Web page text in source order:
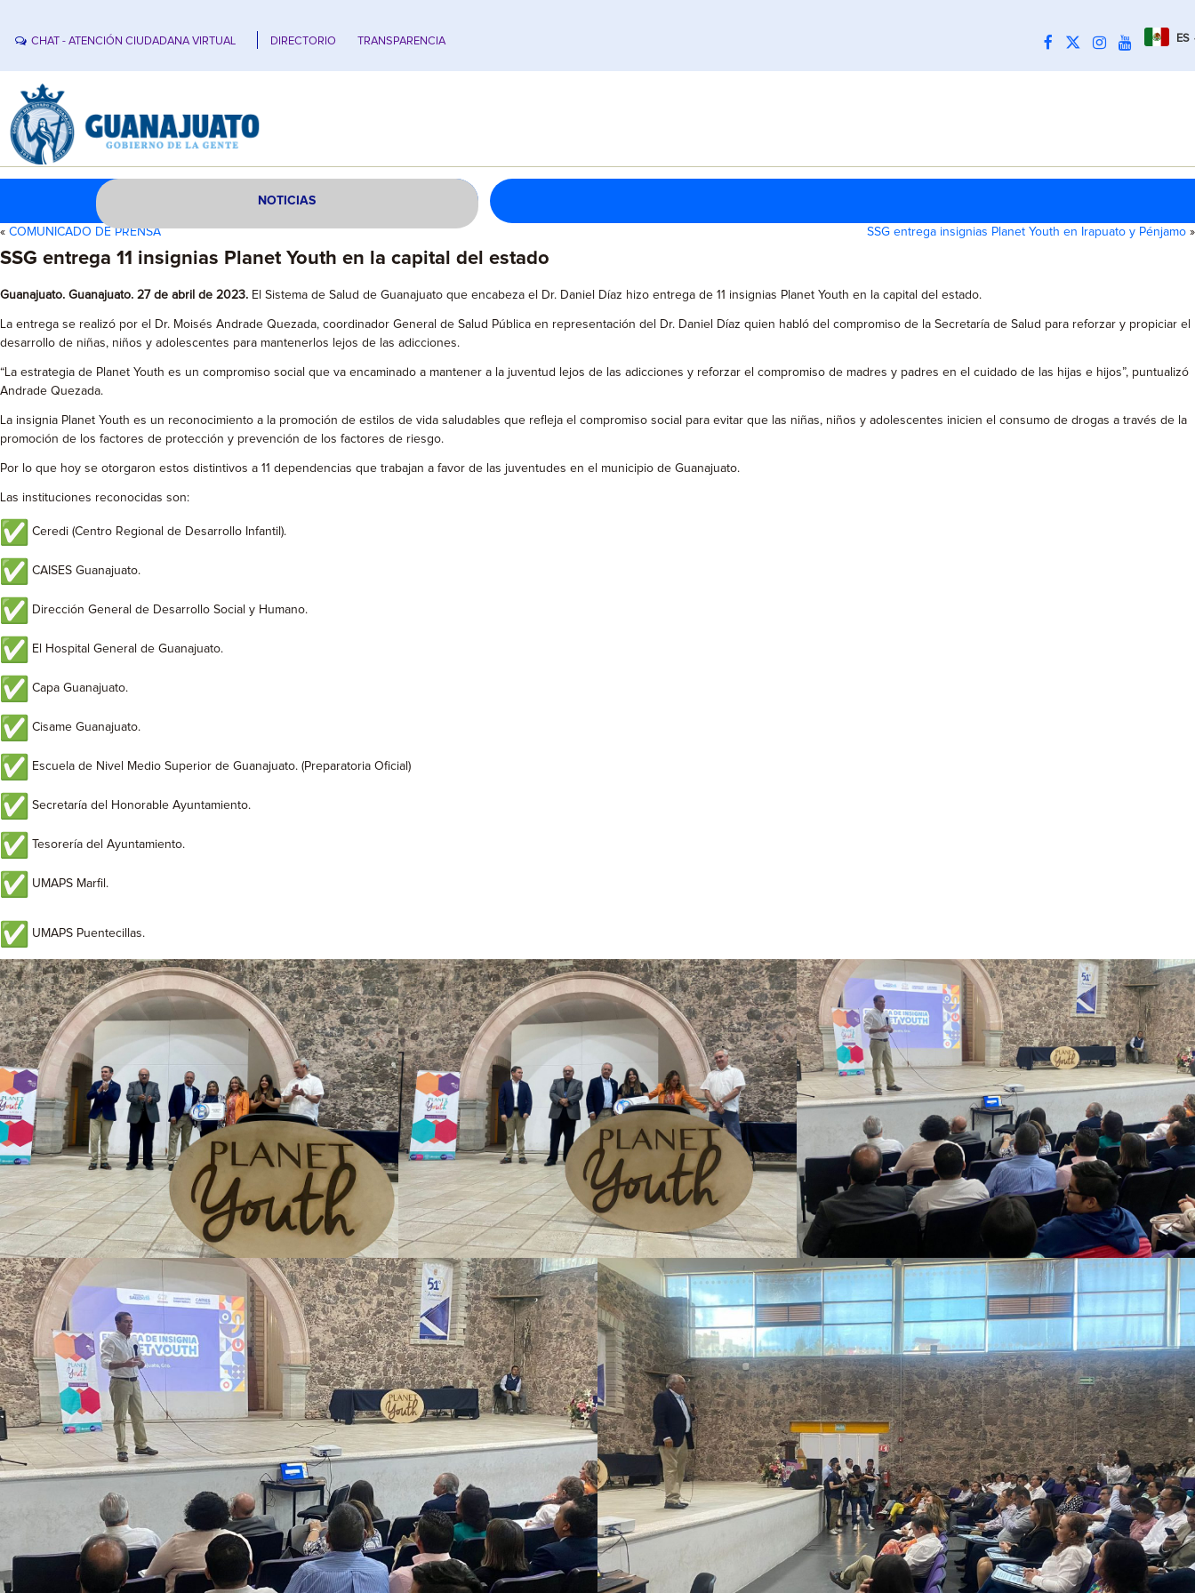
CHAT - ATENCIÓN CIUDADANA VIRTUAL DIRECTORIO TRANSPARENCIA ES
NOTICIAS
« COMUNICADO DE PRENSA SSG entrega insignias Planet Youth en Irapuato y Pénjamo »
SSG entrega 11 insignias Planet Youth en la capital del estado
Guanajuato. Guanajuato. 27 de abril de 2023. El Sistema de Salud de Guanajuato que encabeza el Dr. Daniel Díaz hizo entrega de 11 insignias Planet Youth en la capital del estado.
La entrega se realizó por el Dr. Moisés Andrade Quezada, coordinador General de Salud Pública en representación del Dr. Daniel Díaz quien habló del compromiso de la Secretaría de Salud para reforzar y propiciar el
desarrollo de niñas, niños y adolescentes para mantenerlos lejos de las adicciones.
“La estrategia de Planet Youth es un compromiso social que va encaminado a mantener a la juventud lejos de las adicciones y reforzar el compromiso de madres y padres en el cuidado de las hijas e hijos”, puntualizó
Andrade Quezada.
La insignia Planet Youth es un reconocimiento a la promoción de estilos de vida saludables que refleja el compromiso social para evitar que las niñas, niños y adolescentes inicien el consumo de drogas a través de la
promoción de los factores de protección y prevención de los factores de riesgo.
Por lo que hoy se otorgaron estos distintivos a 11 dependencias que trabajan a favor de las juventudes en el municipio de Guanajuato.
Las instituciones reconocidas son:
Ceredi (Centro Regional de Desarrollo Infantil).
CAISES Guanajuato.
Dirección General de Desarrollo Social y Humano.
El Hospital General de Guanajuato.
Capa Guanajuato.
Cisame Guanajuato.
Escuela de Nivel Medio Superior de Guanajuato. (Preparatoria Oficial)
Secretaría del Honorable Ayuntamiento.
Tesorería del Ayuntamiento.
UMAPS Marfil.
UMAPS Puentecillas.